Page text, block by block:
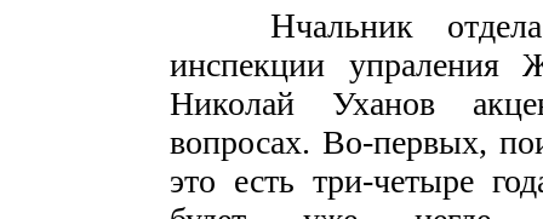
Нчальник
инспекции упраления
Николай Уханов
вопросах. Во-первых,
это есть три-четыре